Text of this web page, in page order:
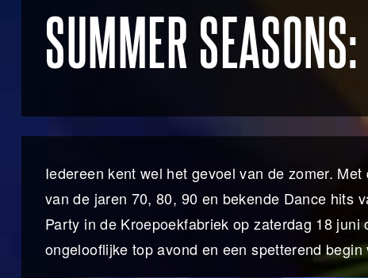
SUMMER
Iedereen kent wel het gevoel van de zomer. Met
van de jaren 70, 80, 90 en bekende Dance hits
Party in de Kroepoekfabriek op zaterdag 18
ongelooflijke top avond en een spetterend